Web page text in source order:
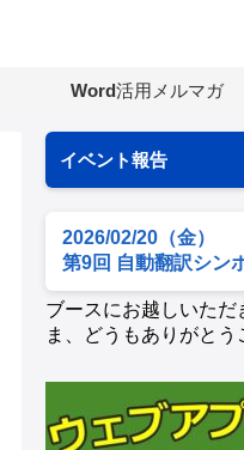
Word活用メルマガ
イベント報告
2026/02/20（金）
第9回 自動翻訳シン
ブースにお越しいただ
ま、どうもありがとう